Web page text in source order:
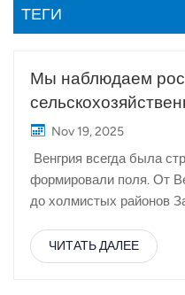
ТЕГИ
Мы наблюдаем
Nov 19, 2025
Венгрия всегда была
формировали поля. От
до холмистых районов
повседневной жизни.
используется в
ЧИТАТЬ ДАЛЕЕ